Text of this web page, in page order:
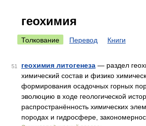
геохимия
Толкование Перевод Книги
51 геохимия литогенеза — раздел
химический состав и физико
формирования осадочных горных
эволюцию в ходе геологической
распространённость химических
породах и гидросфере,